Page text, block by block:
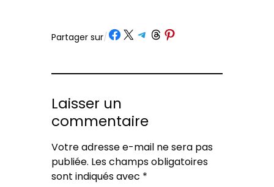
Partager sur/ Partager sur Facebook
Partager sur X Partager sur Telegram
Partager sur Threads
Partager sur Pinterest
Laisser un
commentaire
Votre adresse e-mail ne sera pas
publiée. Les champs obligatoires
sont indiqués avec *